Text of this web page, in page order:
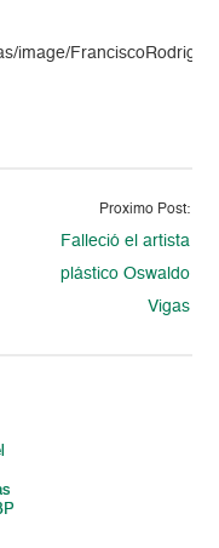
image/
Proximo Post:
Falleció el artista
plástico Oswaldo
Vigas